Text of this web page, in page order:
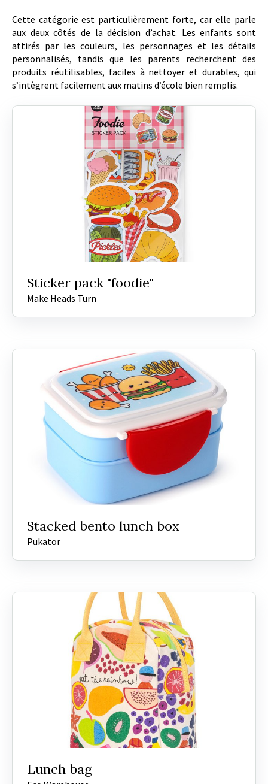
Cette catégorie est particulièrement forte, car elle parle
aux deux côtés de la décision d’achat. Les enfants sont
attirés par les couleurs, les personnages et les détails
personnalisés, tandis que les parents recherchent des
produits réutilisables, faciles à nettoyer et durables, qui
s’intègrent facilement aux matins d’école bien remplis.
Sticker pack "foodie"
Make Heads Turn
Stacked bento lunch box
Pukator
Lunch bag